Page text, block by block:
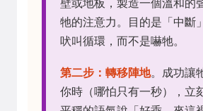
壁或地板，製造一個溫和的
牠的注意力。目的是「中斷
吠叫循環，而不是嚇牠。
第二步：轉移陣地。成功讓
你時（哪怕只有一秒），立